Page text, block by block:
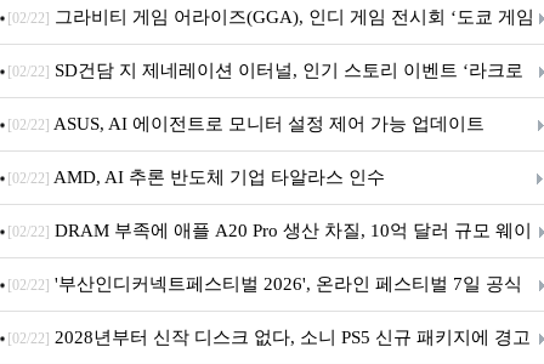
내 정식 출시
[02/22] 그라비티 게임 어라이즈(GGA), 인디 게임 전시회 ‘도쿄 게임
던전 13’ 참가!
[02/22] SD건담 지 제네레이션 이터널, 인기 스토리 이벤트 ‘라크로
아의 용사’ 재개최 및 풍성한 기념 이벤트 실시!
[02/22] ASUS, AI 에이전트로 모니터 설정 제어 가능 업데이트
[02/22] AMD, AI 추론 반도체 기업 타알라스 인수
[02/22] DRAM 부족에 애플 A20 Pro 생산 차질, 10억 달러 규모 웨이
퍼 대기
[02/22] '부산인디커넥트페스티벌 2026', 온라인 페스티벌 7일 공식
개막... 22일간 진행
[02/22] 2028년부터 신작 디스크 없다, 소니 PS5 신규 패키지에 경고